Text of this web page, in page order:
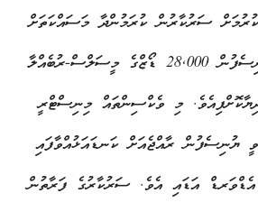
ސަރުކާރުން ކުރަމުންދާ މަސައްކަތަށް
އެހީތެރިވުމުގެ ގޮތުން ޔުނިސެފުން 28,000 ޑޯޒްގެ މީސަލްސް-ރުބެއްލާ
މި ވެކްސިންތައް މިނިސްޓްރީ
ޔުނިސެފުން ރާއްޖެއަށް ކަނޑައަޅުއްވާފައި
އަޑައި އެވެ. ސަރުކާރުގެ ފަރާތުން